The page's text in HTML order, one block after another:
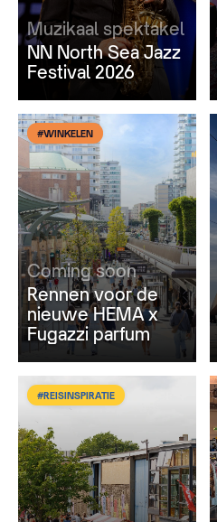
Muzikaal spektakel
NN North Sea Jazz
Festival 2026
#WINKELEN
Coming soon
Rennen voor de
nieuwe HEMA x
Fugazzi parfum
#REISINSPIRATIE